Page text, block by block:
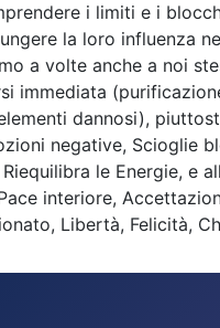
i limiti e i
la loro influenza
a volte anche a noi
immediata
dannosi),
negative, Scioglie
le Energie, e
interiore,
Libertà, Felicità,